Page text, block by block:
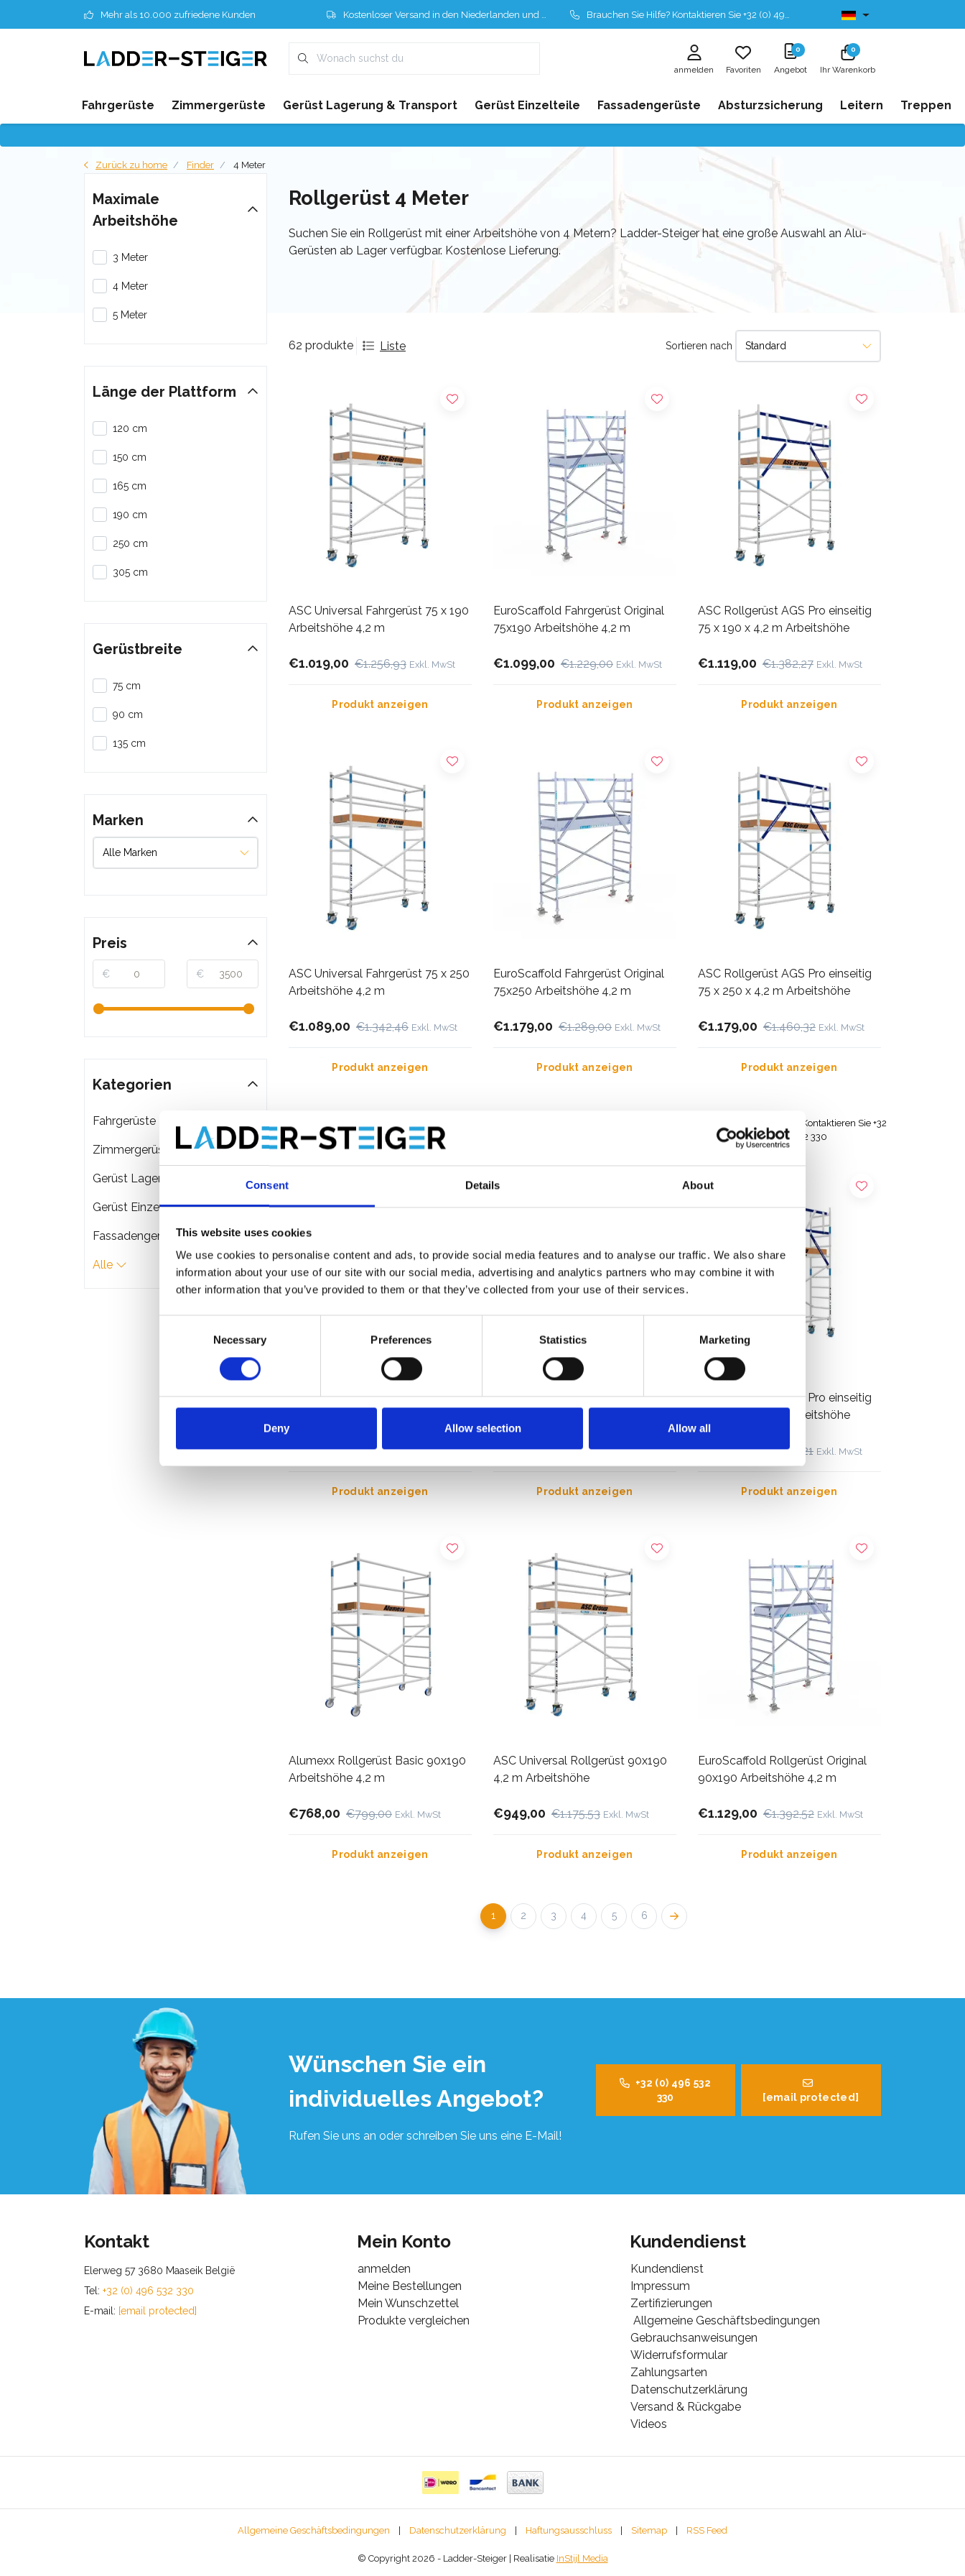
Consent Details About
This website uses cookies
We use cookies to personalise content and ads, to provide social media features and to analyse our traffic. We also share
information about your use of our site with our social media, advertising and analytics partners who may combine it with
other information that you’ve provided to them or that they’ve collected from your use of their services.
Necessary Preferences Statistics Marketing
Deny Allow selection Allow all
Mehr als 10.000 zufriedene Kunden Kostenloser Versand in den Niederlanden und Belgien Brauchen Sie Hilfe? Kontaktieren Sie +32 (0) 496 532 330 Ab lager lieferbar
anmelden Favoriten
0
Angebot
0
Ihr Warenkorb
Fahrgerüste Zimmergerüste Gerüst Lagerung & Transport Gerüst Einzelteile Fassadengerüste Absturzsicherung Leitern Treppen
Zurück zu home Finder 4 Meter
Rollgerüst 4 Meter
Suchen Sie ein Rollgerüst mit einer Arbeitshöhe von 4 Metern? Ladder-Steiger hat eine große Auswahl an Alu-
Gerüsten ab Lager verfügbar. Kostenlose Lieferung.
62 produkte Liste Sortieren nach
ASC Universal Fahrgerüst 75 x 190
Arbeitshöhe 4,2 m
€1.019,00 €1.256,93 Exkl. MwSt
Produkt anzeigen
EuroScaffold Fahrgerüst Original
75x190 Arbeitshöhe 4,2 m
€1.099,00 €1.229,00 Exkl. MwSt
Produkt anzeigen
ASC Rollgerüst AGS Pro einseitig
75 x 190 x 4,2 m Arbeitshöhe
€1.119,00 €1.382,27 Exkl. MwSt
Produkt anzeigen
ASC Universal Fahrgerüst 75 x 250
Arbeitshöhe 4,2 m
€1.089,00 €1.342,46 Exkl. MwSt
Produkt anzeigen
EuroScaffold Fahrgerüst Original
75x250 Arbeitshöhe 4,2 m
€1.179,00 €1.289,00 Exkl. MwSt
Produkt anzeigen
ASC Rollgerüst AGS Pro einseitig
75 x 250 x 4,2 m Arbeitshöhe
€1.179,00 €1.460,32 Exkl. MwSt
Produkt anzeigen
Brauchen Sie Hilfe? Kontaktieren Sie +32
(0) 496 532 330
ASC Universal Fahrgerüst 75 x 305
€1.149,00 €1.422,70 Exkl. MwSt
Produkt anzeigen
EuroScaffold Fahrgerüst Original
€1.249,00 €1.439,00 Exkl. MwSt
Produkt anzeigen
ASC Rollgerüst AGS Pro einseitig
75 x 305 x 4,2 m Arbeitshöhe
€1.239,00 €1.532,21 Exkl. MwSt
Produkt anzeigen
Alumexx Rollgerüst Basic 90x190
Arbeitshöhe 4,2 m
€768,00 €799,00 Exkl. MwSt
Produkt anzeigen
ASC Universal Rollgerüst 90x190
4,2 m Arbeitshöhe
€949,00 €1.175,53 Exkl. MwSt
Produkt anzeigen
EuroScaffold Rollgerüst Original
90x190 Arbeitshöhe 4,2 m
€1.129,00 €1.392,52 Exkl. MwSt
Produkt anzeigen
1 2 3 4 5 6
Maximale
Arbeitshöhe
3 Meter
4 Meter
5 Meter
Länge der Plattform
120 cm
150 cm
165 cm
190 cm
250 cm
305 cm
Gerüstbreite
75 cm
90 cm
135 cm
Marken
Preis
€ €
Kategorien
Fahrgerüste
Zimmergerüste
Gerüst Lagerung & Transport
Gerüst Einzelteile
Fassadengerüste
Alle
Wünschen Sie ein
individuelles Angebot?
Rufen Sie uns an oder schreiben Sie uns eine E-Mail!
+32 (0) 496 532
330
[email protected]
Kontakt
Elerweg 57 3680 Maaseik België
Tel: +32 (0) 496 532 330
E-mail: [email protected]
Mein Konto
anmelden
Meine Bestellungen
Mein Wunschzettel
Produkte vergleichen
Kundendienst
Kundendienst
Impressum
Zertifizierungen
Allgemeine Geschäftsbedingungen
Gebrauchsanweisungen
Widerrufsformular
Zahlungsarten
Datenschutzerklärung
Versand & Rückgabe
Videos
Allgemeine Geschäftsbedingungen | Datenschutzerklärung | Haftungsausschluss | Sitemap | RSS Feed
© Copyright 2026 - Ladder-Steiger | Realisatie InStijl Media